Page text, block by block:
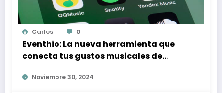
Carlos 0
Eventhio: La nueva herramienta que
conecta tus gustos musicales de
Spotify con conciertos en tu zona
Noviembre 30, 2024